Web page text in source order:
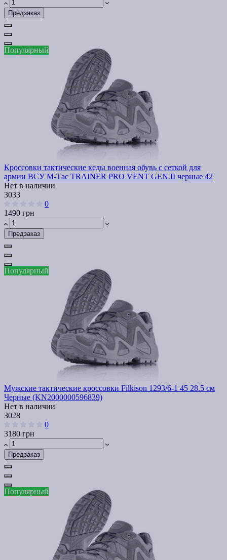
Предзаказ
Популярный
Кроссовки тактические кеды военная обувь с сеткой для
армии ВСУ М-Тас TRAINER PRO VENT GEN.II черные 42
Нет в наличии
3033
0
1490 грн
Предзаказ
Популярный
Мужские тактические кроссовки Filkison 1293/6-1 45 28.5 см
Черные (KN2000000596839)
Нет в наличии
3028
0
3180 грн
Предзаказ
Популярный